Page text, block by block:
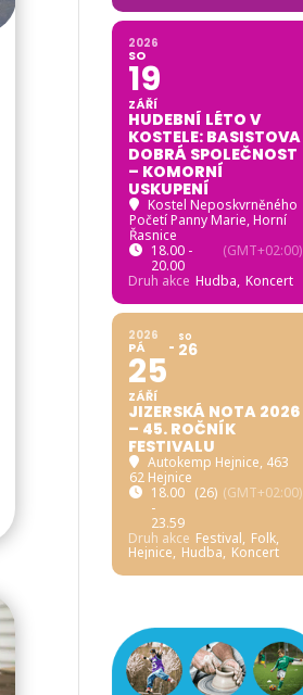
2026
SO
19
ZÁŘÍ
HUDEBNÍ LÉTO V
KOSTELE: BASISTOVA
DOBRÁ SPOLEČNOST
– KOMORNÍ
USKUPENÍ
Kostel Neposkvrněného
Početí Panny Marie, Horní
Řasnice
18.00 -
20.00
(GMT+02:00)
Druh akce Hudba, Koncert
2026
PÁ
25
ZÁŘÍ
SO
26
JIZERSKÁ NOTA 2026
– 45. ROČNÍK
FESTIVALU
Autokemp Hejnice, 463
62 Hejnice
18.00
-
23.59
(26) (GMT+02:00)
Druh akce Festival, Folk,
Hejnice, Hudba, Koncert